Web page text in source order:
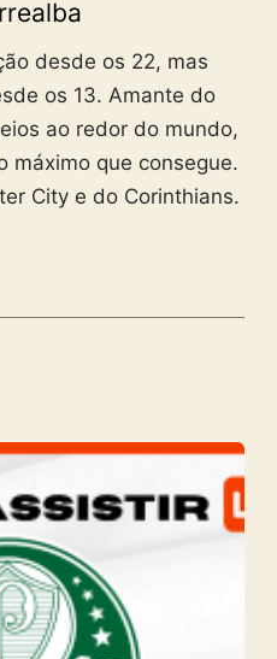
desde os 22, mas
os 13. Amante do
ao redor do mundo,
máximo que consegue.
City e do Corinthians.